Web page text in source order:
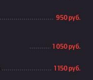
950 руб.
1 050 руб.
1 150 руб.